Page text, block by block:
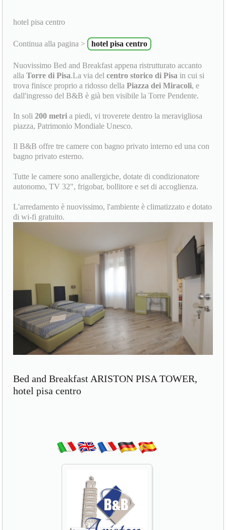
hotel pisa centro
Continua alla pagina > hotel pisa centro
Nuovissimo Bed and Breakfast appena ristrutturato accanto
allaTorre di Pisa.La via delcentro storico di Pisa in cui si
trova finisce proprio a ridosso dellaPiazza dei Miracoli, e
dall'ingresso del B&B è già ben visibile la Torre Pendente.
In soli 200 metri a piedi, vi troverete dentro la meravigliosa
piazza, Patrimonio Mondiale Unesco.
Il B&B offre tre camere con bagno privato interno ed una con
bagno privato esterno.
Tutte le camere sono anallergiche, dotate di condizionatore
autonomo, TV 32", frigobar, bollitore e set di accoglienza.
L'arredamento è nuovissimo, l'ambiente è climatizzato e dotato
di wi-fi gratuito.
Bed and Breakfast ARISTON PISA TOWER,
hotel pisa centro